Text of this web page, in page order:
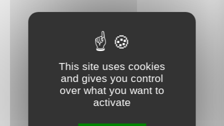
This site uses cookies
and gives you control
over what you want to
activate